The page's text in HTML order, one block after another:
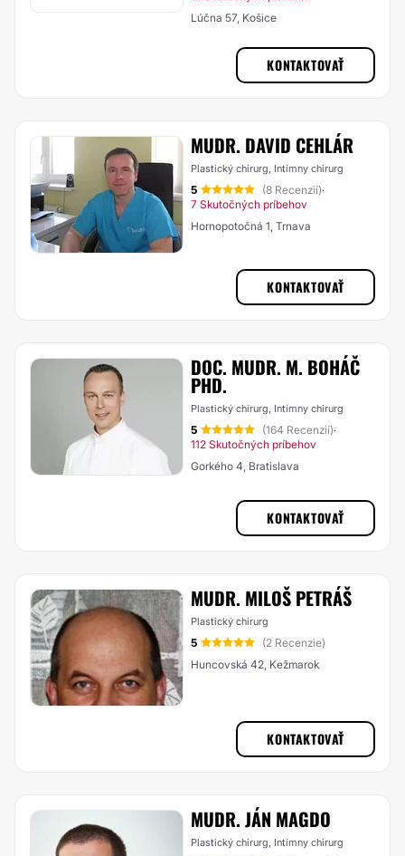
Lúčna 57, Košice
KONTAKTOVAŤ
MUDR. DAVID CEHLÁR
Plastický chirurg, Intímny chirurg
5 (8 Recenzií)·
7 Skutočných príbehov
Hornopotočná 1, Trnava
KONTAKTOVAŤ
DOC. MUDR. M. BOHÁČ
PHD.
Plastický chirurg, Intímny chirurg
5 (164 Recenzií)·
112 Skutočných príbehov
Gorkého 4, Bratislava
KONTAKTOVAŤ
MUDR. MILOŠ PETRÁŠ
Plastický chirurg
5
(2 Recenzie)
Huncovská 42, Kežmarok
KONTAKTOVAŤ
MUDR. JÁN MAGDO
Plastický chirurg, Intímny chirurg